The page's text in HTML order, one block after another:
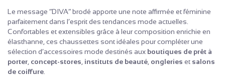
Le message “DIVA” brodé apporte une note affirmée et féminine
parfaitement dans l’esprit des tendances mode actuelles.
Confortables et extensibles grâce à leur composition enrichie en
élasthanne, ces chaussettes sont idéales pour compléter une
sélection d’accessoires mode destinés aux boutiques de prêt à
porter concept-stores instituts de beauté ongleries et salons
de coiffure